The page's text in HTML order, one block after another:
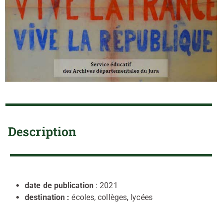
Description
date de publication: 2021
destination :écoles, collèges, lycées